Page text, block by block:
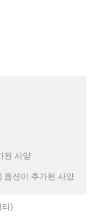
된 사양
옵션이 추가된 사양
타)